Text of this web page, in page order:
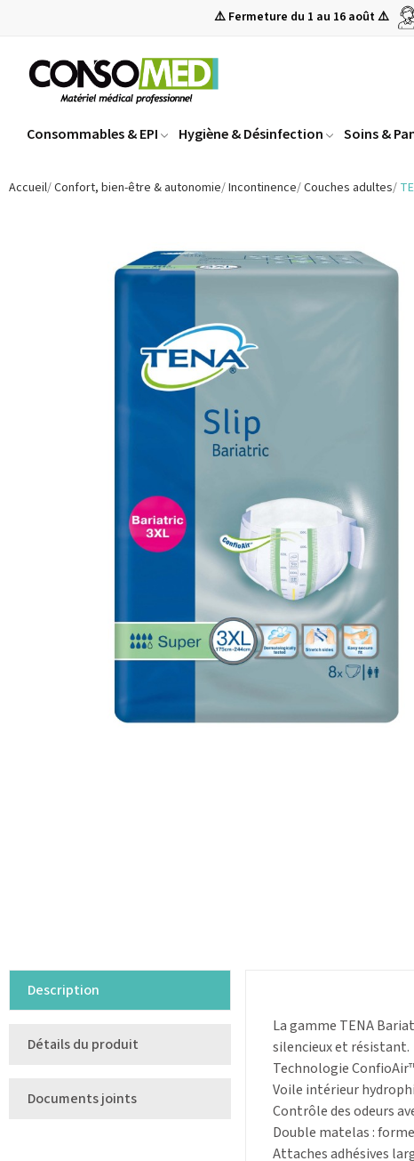
⚠️ Fermeture du 1 au 16 août ⚠️
Consommables & EPI Hygiène & Désinfection Soins &
Accueil Confort, bien-être & autonomie Incontinence Couches adultes
Description
Détails du produit
Documents joints
La gamme TENA
silencieux et résistant.
Technologie
Voile intérieur
Contrôle des odeurs
Double matelas :
Attaches adhésives